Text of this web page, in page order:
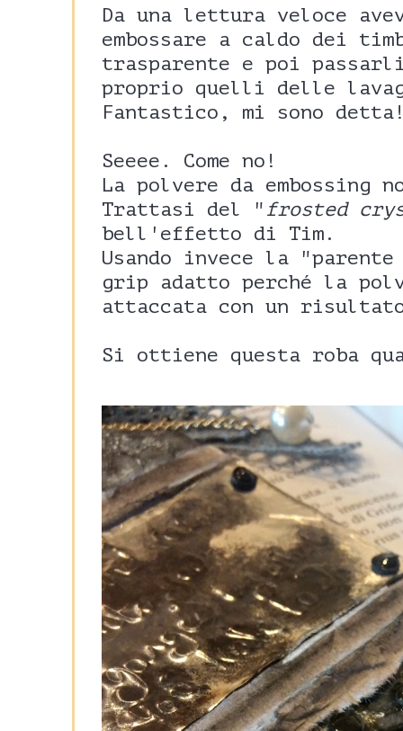
Da una lettura veloce
embossare a caldo dei
trasparente e poi
proprio quelli delle
Fantastico, mi sono
Seeee. Come no!
La polvere da embossing
Trattasi del " frosted
bell'effetto di Tim.
Usando invece la
grip adatto perché la
attaccata con un
Si ottiene questa roba